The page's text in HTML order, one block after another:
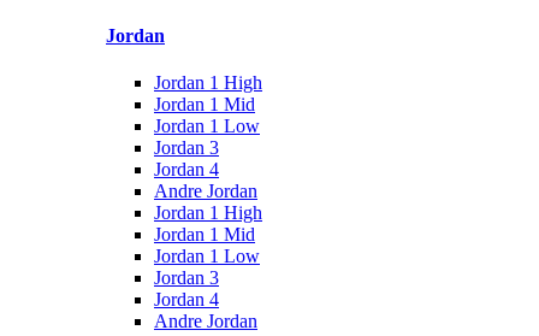
Jordan
Jordan 1 High
Jordan 1 Mid
Jordan 1 Low
Jordan 3
Jordan 4
Andre Jordan
Jordan 1 High
Jordan 1 Mid
Jordan 1 Low
Jordan 3
Jordan 4
Andre Jordan